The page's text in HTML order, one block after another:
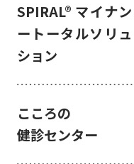
はございませ
但し、お客様
場合のみ、日
※Google
護法が適用さ
者と同等の体
SPIRAL® マイナ
ートータルソリ
ション
こころの
健診センター